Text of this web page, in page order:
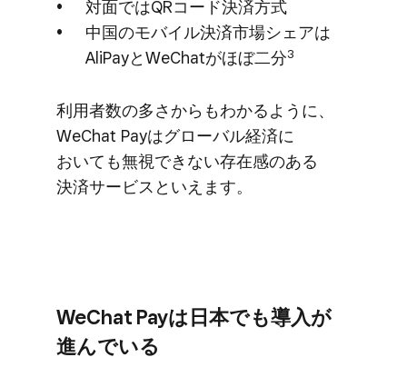
対面では​QRコード決済方​式
中国の​モバイル決済市場シェアは​
AliPayと​WeChatが​ほぼ二分3
利用者数の​多さからも​わかるように、​
WeChat Payは​グローバル経済に​
おいても​無視できない​存在感の​ある​
決済サービスと​いえます。
WeChat Payは​日本でも​導入が​
進んでいる